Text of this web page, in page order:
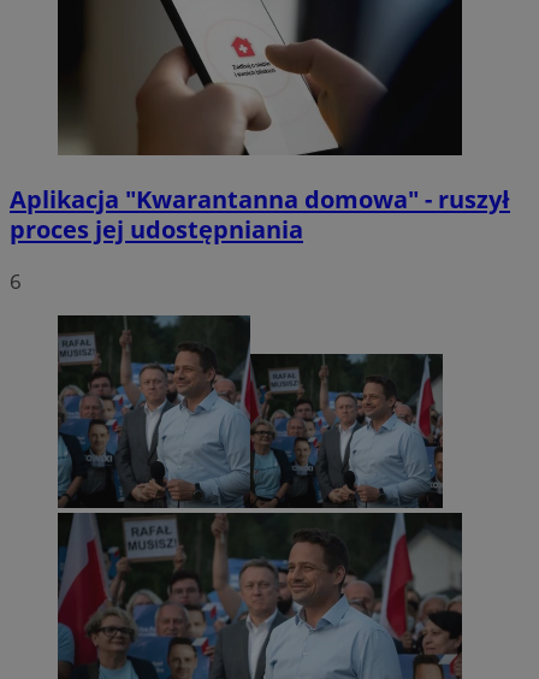
Aplikacja "Kwarantanna domowa" - ruszył
proces jej udostępniania
6